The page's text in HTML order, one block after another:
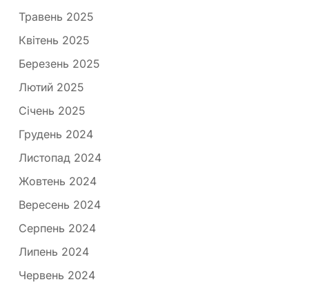
Травень 2025
Квітень 2025
Березень 2025
Лютий 2025
Січень 2025
Грудень 2024
Листопад 2024
Жовтень 2024
Вересень 2024
Серпень 2024
Липень 2024
Червень 2024